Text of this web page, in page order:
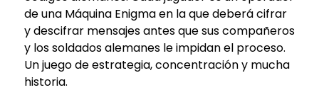
de una Máquina Enigma en la que deberá cifrar
y descifrar mensajes antes que sus compañeros
y los soldados alemanes le impidan el proceso.
Un juego de estrategia, concentración y mucha
historia.